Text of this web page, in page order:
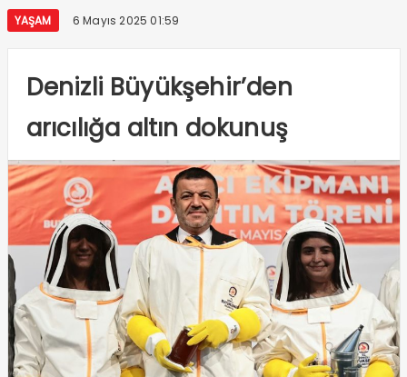
YAŞAM 6 Mayıs 2025 01:59
Denizli Büyükşehir’den
arıcılığa altın dokunuş